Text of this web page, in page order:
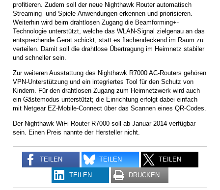
profitieren. Zudem soll der neue Nighthawk Router automatisch
Streaming- und Spiele-Anwendungen erkennen und priorisieren.
Weiterhin wird beim drahtlosen Zugang die Beamforming+-
Technologie unterstützt, welche das WLAN-Signal zielgenau an das
entsprechende Gerät schickt, statt es flächendeckend im Raum zu
verteilen. Damit soll die drahtlose Übertragung im Heimnetz stabiler
und schneller sein.
Zur weiteren Ausstattung des Nighthawk R7000 AC-Routers gehören
VPN-Unterstützung und ein integriertes Tool für den Schutz von
Kindern. Für den drahtlosen Zugang zum Heimnetzwerk wird auch
ein Gästemodus unterstützt; die Einrichtung erfolgt dabei einfach
mit Netgear EZ-Mobile-Connect über das Scannen eines QR-Codes.
Der Nighthawk WiFi Router R7000 soll ab Januar 2014 verfügbar
sein. Einen Preis nannte der Hersteller nicht.
TEILEN TEILEN TEILEN
TEILEN DRUCKEN